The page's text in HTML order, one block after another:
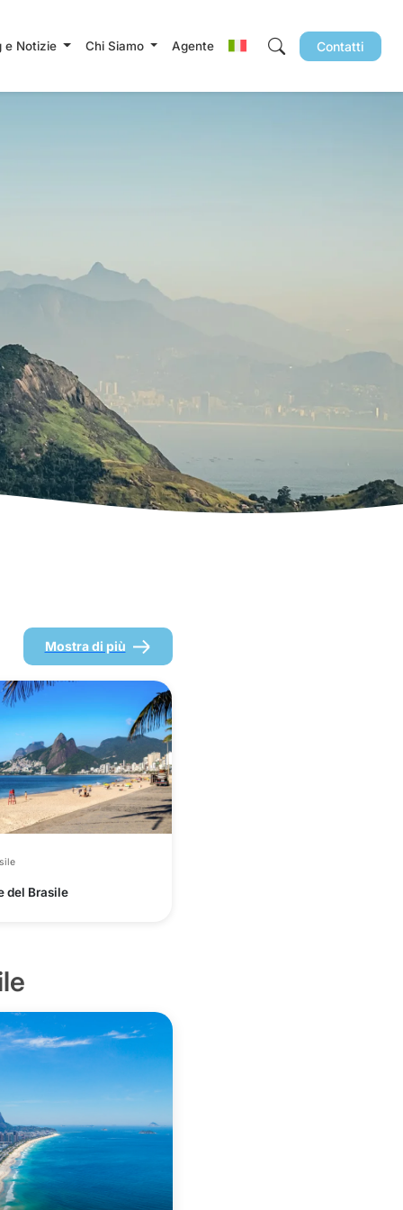
e Notizie Chi Siamo Agente Contatti
Mostra di più
del Brasile